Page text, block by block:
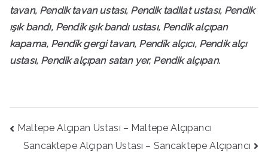
tavan, Pendik tavan ustası, Pendik tadilat ustası, Pendik
ışık bandı, Pendik ışık bandı ustası, Pendik alçıpan
kapama, Pendik gergi tavan, Pendik alçıcı, Pendik alçı
ustası, Pendik alçıpan satan yer, Pendik alçıpan.
Yazı
gezinmesi
Maltepe Alçıpan Ustası – Maltepe Alçıpancı
Sancaktepe Alçıpan Ustası – Sancaktepe Alçıpancı